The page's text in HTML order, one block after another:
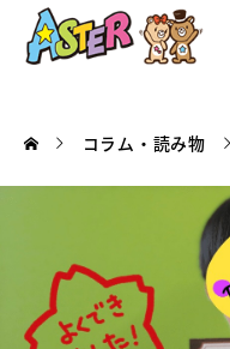
トップページ
英会話／プログラミング／
英会話（未就学児）
コラム・読み物